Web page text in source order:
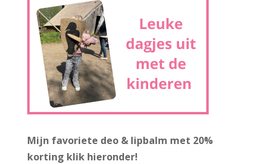
Mijn favoriete deo & lipbalm met 20%
korting klik hieronder!